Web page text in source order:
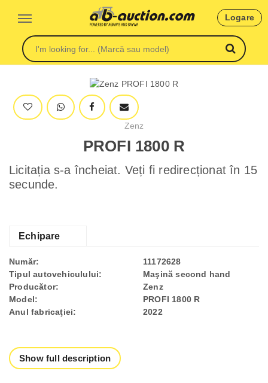
Logare
Zenz
PROFI 1800 R
Licitația s-a încheiat. Veți fi redirecționat în 15
secunde.
Echipare
Număr:
11172628
Tipul autovehiculului:
Maşină second hand
Producător:
Zenz
Model:
PROFI 1800 R
Anul fabricaţiei:
2022
Show full description